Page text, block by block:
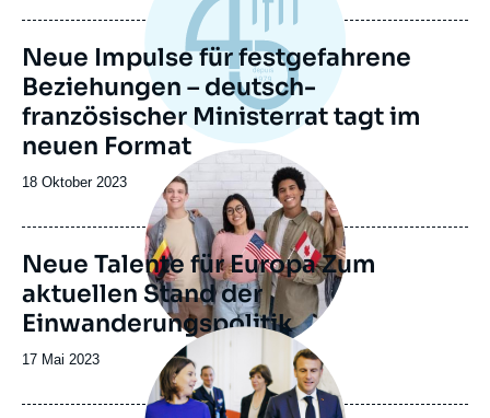
publication
Neue Impulse für festgefahrene
Beziehungen – deutsch-
französischer Ministerrat tagt im
neuen Format
Date
publication
18 Oktober 2023
Image
principale
Neue Talente für Europa Zum
aktuellen Stand der
Einwanderungspolitik
Date
publication
17 Mai 2023
Image
principale
médiatique